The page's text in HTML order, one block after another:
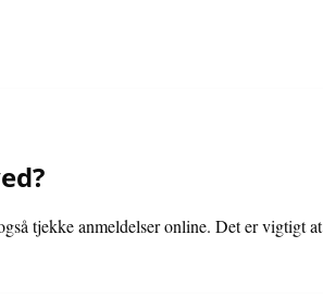
tjekke anmeldelser online. Det er vigtigt at